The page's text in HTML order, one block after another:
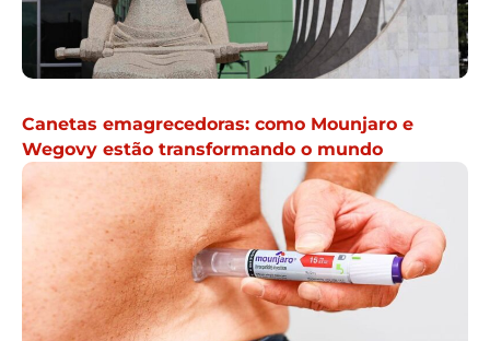
Canetas emagrecedoras: como Mounjaro e
Wegovy estão transformando o mundo